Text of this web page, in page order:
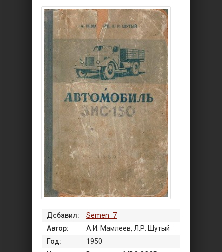
Добавил:
Semen_7
Автор:
А.И. Мамлеев, Л.Р. Шутый
Год:
1950